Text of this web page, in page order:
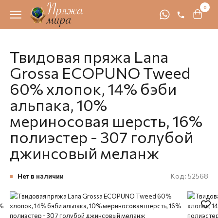
0
Твидовая пряжа Lana
Grossa ECOPUNO Tweed
60% хлопок, 14% бэби
альпака, 10%
мериносовая шерсть, 16%
полиэстер - 307 голубой
джинсовый меланж
Нет в наличии Код: 52568